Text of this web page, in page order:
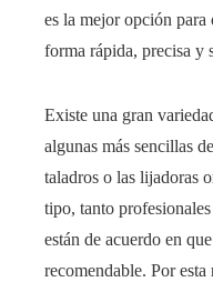
es la mejor opción para
forma rápida, precisa y
Existe una gran
algunas más sencillas
taladros o las lijadoras
tipo, tanto
están de acuerdo en
recomendable. Por